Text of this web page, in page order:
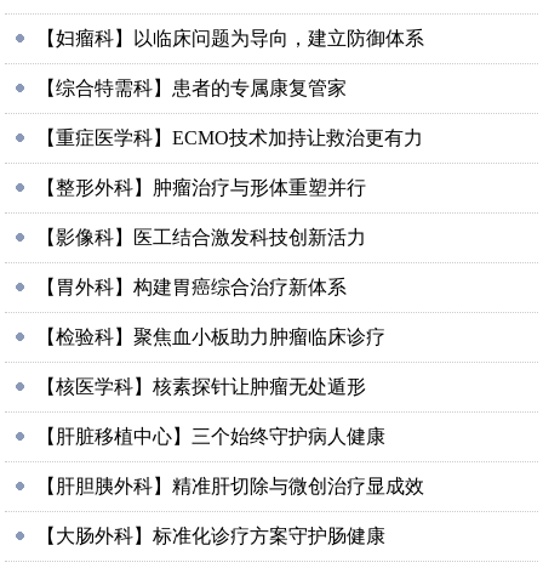
【妇瘤科】以临床问题为导向，建立防御体系
【综合特需科】患者的专属康复管家
【重症医学科】ECMO技术加持让救治更有力
【整形外科】肿瘤治疗与形体重塑并行
【影像科】医工结合激发科技创新活力
【胃外科】构建胃癌综合治疗新体系
【检验科】聚焦血小板助力肿瘤临床诊疗
【核医学科】核素探针让肿瘤无处遁形
【肝脏移植中心】三个始终守护病人健康
【肝胆胰外科】精准肝切除与微创治疗显成效
【大肠外科】标准化诊疗方案守护肠健康